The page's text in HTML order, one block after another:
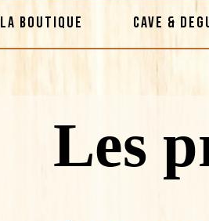
LA BOUTIQUE CAVE &
Les